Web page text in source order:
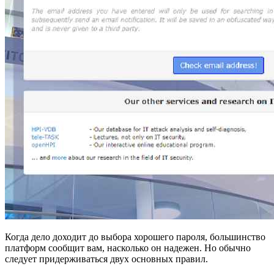
Когда дело доходит до выбора хорошего пароля, большинство
платформ сообщит вам, насколько он надежен. Но обычно
следует придерживаться двух основных правил.